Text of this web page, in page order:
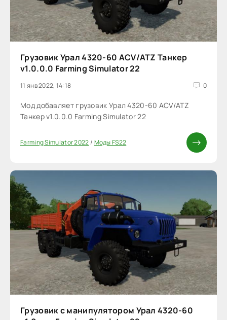
Грузовик Урал 4320-60 ACV/ATZ Танкер
v1.0.0.0 Farming Simulator 22
11 янв 2022, 14:18 0
Мод добавляет грузовик Урал 4320-60 ACV/ATZ
Танкер v1.0.0.0 Farming Simulator 22
Farming Simulator 2022/ Моды FS22
Грузовик с манипулятором Урал 4320-60